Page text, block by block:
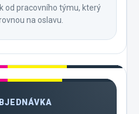
od pracovního týmu, který
na oslavu.